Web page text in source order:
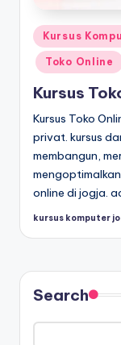
Kursus
Toko Online
Kursus
Kursus Toko
privat. kursus
membangun,
online di jogja.
kursus komputer
Search